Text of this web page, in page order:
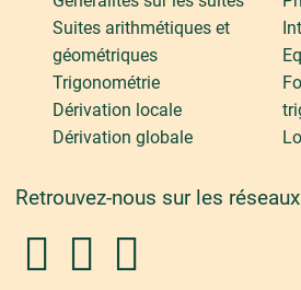
Suites arithmétiques et
géométriques
Trigonométrie
Dérivation locale
Dérivation globale
Retrouvez-nous sur les